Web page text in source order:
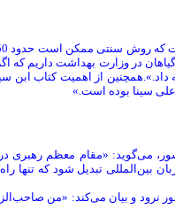
نشان کرد: «ما 10 کتاب مرجع در مورد گیاهان در وزارت
می‌توان پژوهش را ادامه داد.».همچنین از اهمیت
می‌گوید: «مقام معظم رهبری
بین‌المللی تبدیل شود که تنها
نرود و بیان می‌کند: «من